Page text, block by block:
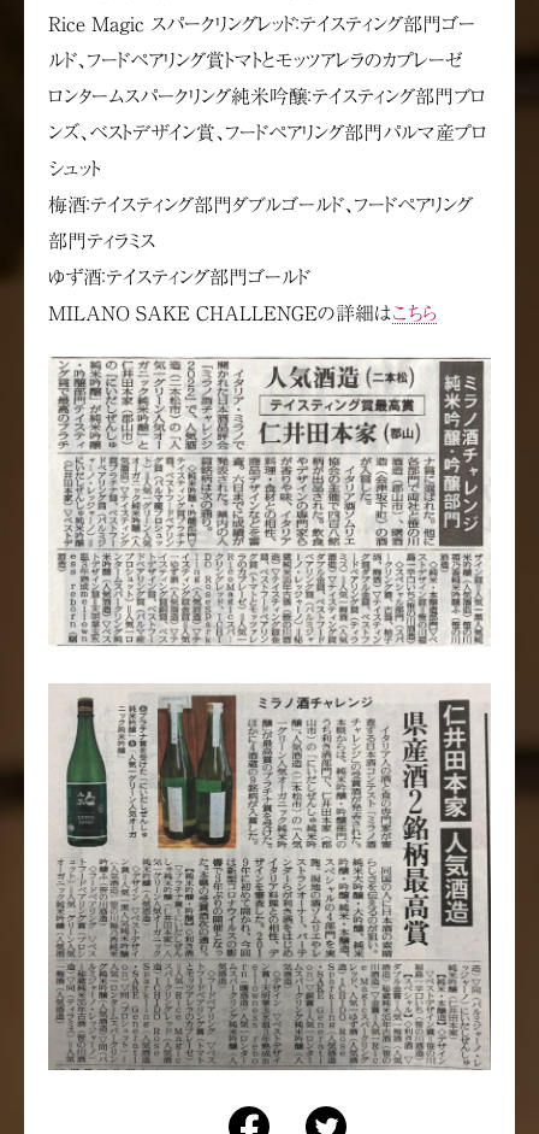
Rice Magic スパークリングレッド：テイスティング部門ゴー
ルド、フードペアリング賞トマトとモッツアレラのカプレーゼ
ロンタームスパークリング純米吟醸：テイスティング部門ブロ
ンズ、ベストデザイン賞、フードペアリング部門パルマ産プロ
シュット
梅酒：テイスティング部門ダブルゴールド、フードペアリング
部門ティラミス
ゆず酒：テイスティング部門ゴールド
MILANO SAKE CHALLENGEの詳細はこちら